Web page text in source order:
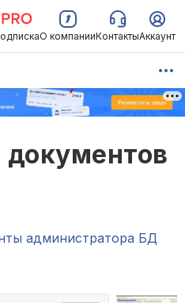
О компанииКонтактыАккаунт
администратора БД